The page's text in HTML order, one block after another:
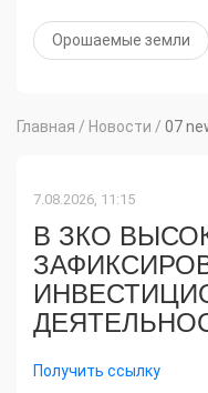
Орошаемые земли
Главная / Новости / 07
7.08.2026, 11:15
В ЗКО
Получить ссылку